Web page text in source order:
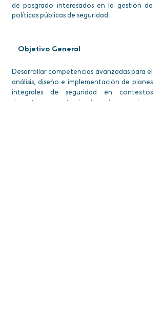
de posgrado interesados en la gestión de
políticas públicas de seguridad.
Objetivo General
Desarrollar competencias avanzadas para el
análisis, diseño e implementación de planes
integrales de seguridad en contextos
deportivos, articulando las mejores